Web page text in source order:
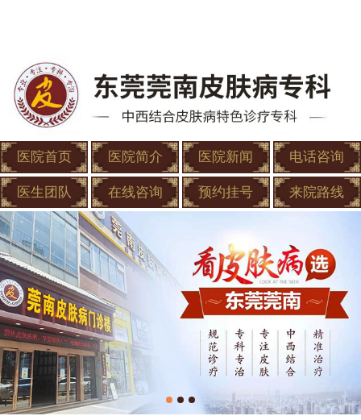
医院首页 医院简介 医院新闻 电话咨询
医生团队 在线咨询 预约挂号 来院路线